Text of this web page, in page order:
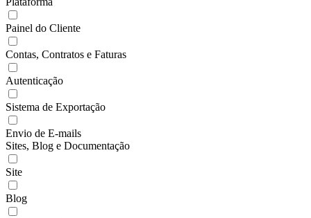
Painel do Cliente
Contas, Contratos e Faturas
Autenticação
Sistema de Exportação
Envio de E-mails
Sites, Blog e Documentação
Site
Blog